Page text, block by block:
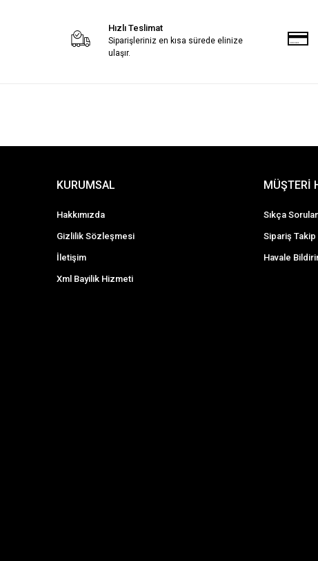
Hızlı Teslimat
Siparişleriniz en kısa sürede elinize
ulaşır.
KURUMSAL
Hakkımızda
Gizlilik Sözleşmesi
İletişim
Xml Bayilik Hizmeti
MÜŞTERİ
Sıkça
Sipariş Takip
Havale